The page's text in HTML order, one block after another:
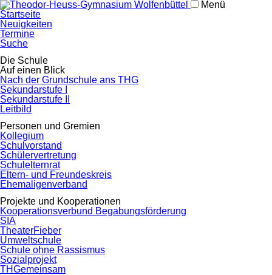
Menü
Navigation
überspringen
Startseite
Neuigkeiten
Termine
Suche
Navigation
überspringen
Die Schule
Auf einen Blick
Nach der Grundschule ans THG
Sekundarstufe I
Sekundarstufe II
Leitbild
Personen und Gremien
Kollegium
Schulvorstand
Schülervertretung
Schulelternrat
Eltern- und Freundeskreis
Ehemaligenverband
Projekte und Kooperationen
Kooperationsverbund Begabungsförderung
SIA
TheaterFieber
Umweltschule
Schule ohne Rassismus
Sozialprojekt
THGemeinsam